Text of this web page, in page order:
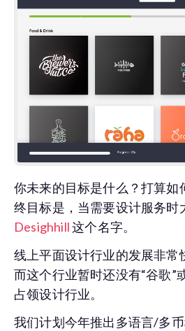
你未来的目标是什么？打算如
终目标是，当需要设计服务时
Desighhill这个名字。
线上平面设计行业的发展非常
而这个行业暂时还没有“谷歌”
占领设计行业。
我们计划今年推出多语言/多